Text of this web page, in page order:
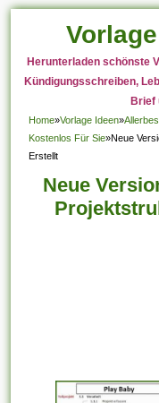
Herunterladen schönste
Kündigungsschreiben,
Brief
Home»Vorlage Ideen»
Kostenlos Für Sie»Neue
Erstellt
Neue